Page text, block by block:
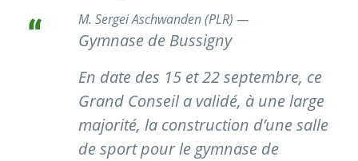
M. Sergei Aschwanden (PLR) —
Gymnase de Bussigny
En date des 15 et 22 septembre, ce
Grand Conseil a validé, à une large
majorité, la construction d’une salle
de sport pour le gymnase de